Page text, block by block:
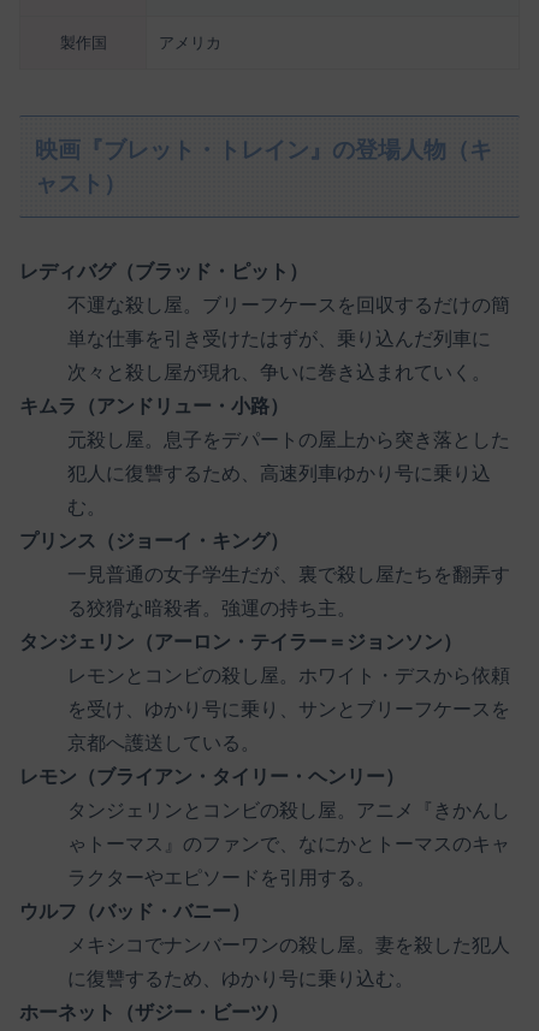
製作国 アメリカ
映画『ブレット・トレイン』の登場人物（キ
ャスト）
レディバグ（ブラッド・ピット）
不運な殺し屋。ブリーフケースを回収するだけの簡
単な仕事を引き受けたはずが、乗り込んだ列車に
次々と殺し屋が現れ、争いに巻き込まれていく。
キムラ（アンドリュー・小路）
元殺し屋。息子をデパートの屋上から突き落とした
犯人に復讐するため、高速列車ゆかり号に乗り込
む。
プリンス（ジョーイ・キング）
一見普通の女子学生だが、裏で殺し屋たちを翻弄す
る狡猾な暗殺者。強運の持ち主。
タンジェリン（アーロン・テイラー＝ジョンソン）
レモンとコンビの殺し屋。ホワイト・デスから依頼
を受け、ゆかり号に乗り、サンとブリーフケースを
京都へ護送している。
レモン（ブライアン・タイリー・ヘンリー）
タンジェリンとコンビの殺し屋。アニメ『きかんし
ゃトーマス』のファンで、なにかとトーマスのキャ
ラクターやエピソードを引用する。
ウルフ（バッド・バニー）
メキシコでナンバーワンの殺し屋。妻を殺した犯人
に復讐するため、ゆかり号に乗り込む。
ホーネット（ザジー・ビーツ）